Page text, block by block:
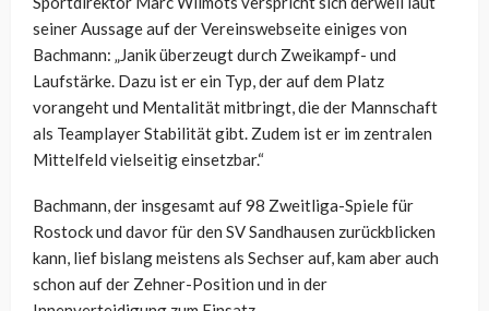
seiner Aussage auf der Vereinswebseite einiges von
Bachmann: „Janik überzeugt durch Zweikampf- und
Laufstärke. Dazu ist er ein Typ, der auf dem Platz
vorangeht und Mentalität mitbringt, die der Mannschaft
als Teamplayer Stabilität gibt. Zudem ist er im zentralen
Mittelfeld vielseitig einsetzbar.“
Bachmann, der insgesamt auf 98 Zweitliga-Spiele für
Rostock und davor für den SV Sandhausen zurückblicken
kann, lief bislang meistens als Sechser auf, kam aber auch
schon auf der Zehner-Position und in der